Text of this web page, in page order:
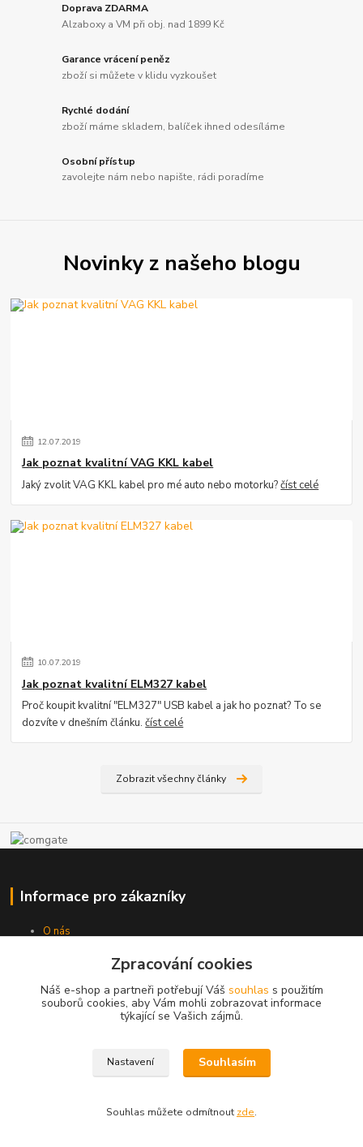
Doprava ZDARMA
Alzaboxy a VM při obj. nad 1899 Kč
Garance vrácení peněz
zboží si můžete v klidu vyzkoušet
Rychlé dodání
zboží máme skladem, balíček ihned odesíláme
Osobní přístup
zavolejte nám nebo napište, rádi poradíme
Novinky z našeho blogu
12.07.2019
Jak poznat kvalitní VAG KKL kabel
Jaký zvolit VAG KKL kabel pro mé auto nebo motorku?číst celé
10.07.2019
Jak poznat kvalitní ELM327 kabel
Proč koupit kvalitní "ELM327" USB kabel a jak ho poznat? To se
dozvíte v dnešním článku.číst celé
Zobrazit všechny články
Informace pro zákazníky
O nás
Obchodní podmínky
Doprava
Kontakty
Ochrana osobních údajů
Zpracování cookies
Náš e-shop a partneři potřebují Váš souhlas s použitím
souborů cookies, aby Vám mohli zobrazovat informace
týkající se Vašich zájmů.
Nastavení Souhlasím
Souhlas můžete odmítnout zde.